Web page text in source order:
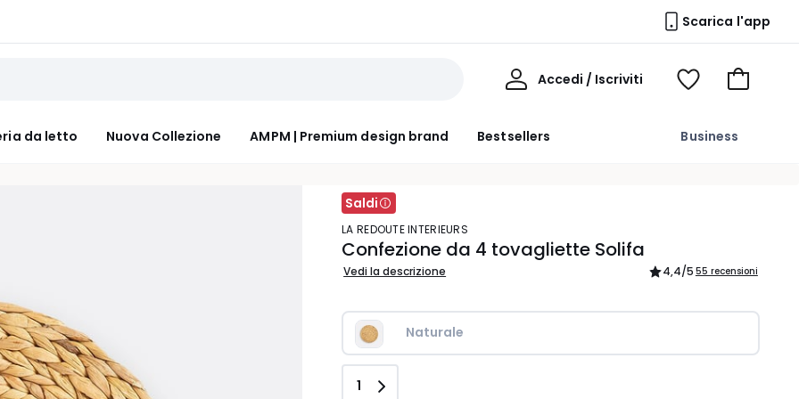
Scarica l'app
da letto Nuova Collezione AMPM | Premium design brand Bestsellers Business
Accedi / Iscriviti
Voir
Vai
Saldi
LA REDOUTE INTERIEURS
Confezione da 4 tovagliette Solifa
Vedi la descrizione 4,4/5 55 recensioni
Naturale
Quantità
1